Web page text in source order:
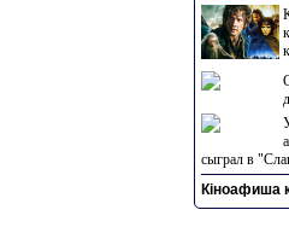
сыграл в
Кіноафиша